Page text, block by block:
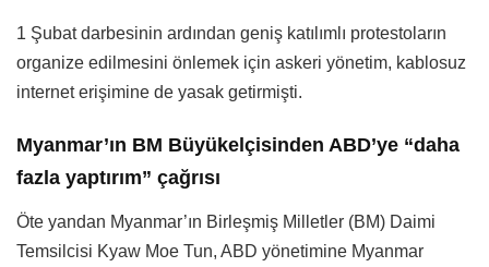
1 Şubat darbesinin ardından geniş katılımlı protestoların
organize edilmesini önlemek için askeri yönetim, kablosuz
internet erişimine de yasak getirmişti.
Myanmar’ın BM Büyükelçisinden ABD’ye “daha
fazla yaptırım” çağrısı
Öte yandan Myanmar’ın Birleşmiş Milletler (BM) Daimi
Temsilcisi Kyaw Moe Tun, ABD yönetimine Myanmar